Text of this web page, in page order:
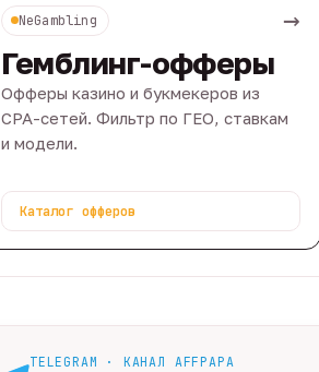
NeGambling →
Гемблинг-офферы
Офферы казино и букмекеров из
CPA-сетей. Фильтр по ГЕО, ставкам
и модели.
Каталог офферов
TELEGRAM · КАНАЛ AFFPAPA